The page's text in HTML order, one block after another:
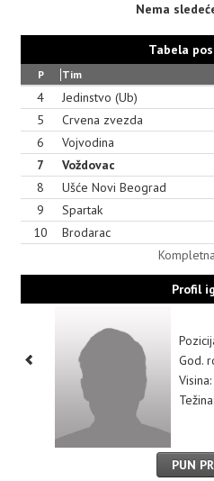
Nema
Tabela
P Tim
4 Jedinstvo (Ub)
5
Crvena zvezda
6
Vojvodina
7
Voždovac
8
Ušće Novi Beograd
9
Spartak
10
Brodarac
Profil
God.
Visina:
Težina:
PUN